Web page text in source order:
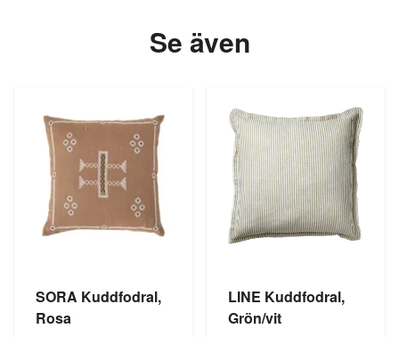
Se även
SORA Kuddfodral,
Rosa
LINE Kuddfodral,
Grön/vit